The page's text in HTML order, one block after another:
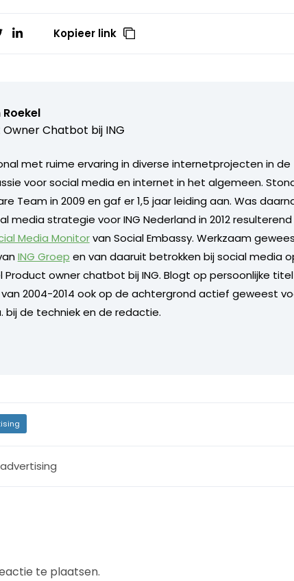
Kopieer link
Roekel
Chatbot bij ING
met ruime ervaring in diverse internetprojecten in de
voor social media en internet in het algemeen.
Team in 2009 en gaf er 1,5 jaar leiding aan. Was
media strategie voor ING Nederland in 2012
Media Monitorvan Social Embassy. Werkzaam
ING Groep en van daaruit betrokken bij social media
Product owner chatbot bij ING. Blogt op persoonlijke
2004-2014 ook op de achtergrond actief geweest
bij de techniek en de redactie.
te plaatsen.